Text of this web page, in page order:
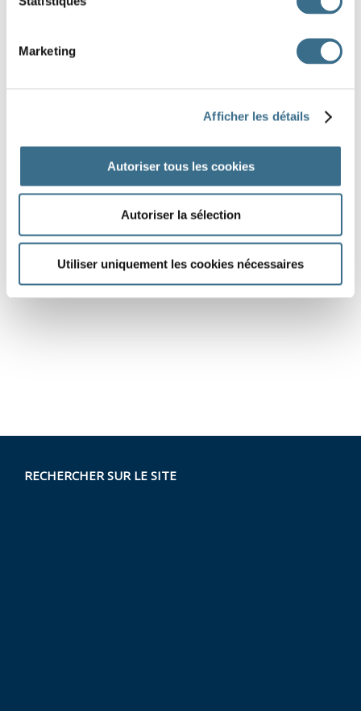
Marketing
Afficher les détails
Autoriser tous les cookies
Autoriser la sélection
Utiliser uniquement les cookies nécessaires
RECHERCHER SUR LE SITE